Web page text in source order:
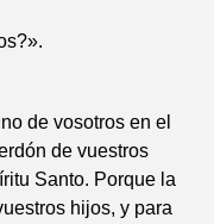
de vosotros en el
de vuestros
Santo. Porque la
hijos, y para